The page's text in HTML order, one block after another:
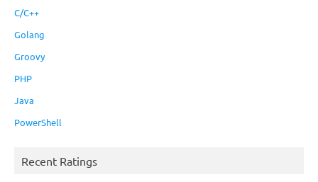
C/C++
Golang
Groovy
PHP
Java
PowerShell
Recent Ratings